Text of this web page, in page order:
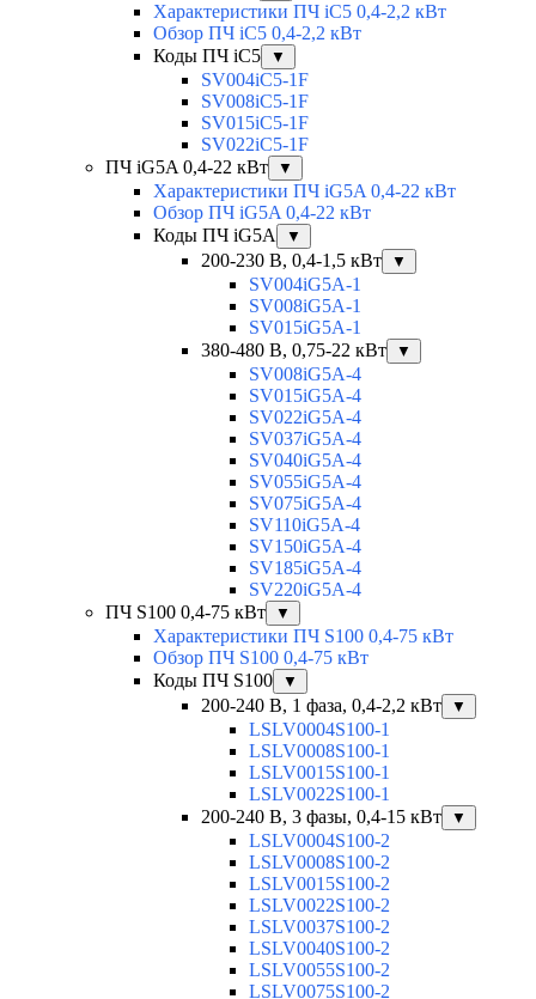
Характеристики ПЧ iC5 0,4-2,2 кВт
Обзор ПЧ iC5 0,4-2,2 кВт
Коды ПЧ iC5
▼
SV004iC5-1F
SV008iC5-1F
SV015iC5-1F
SV022iC5-1F
ПЧ iG5A 0,4-22 кВт
▼
Характеристики ПЧ iG5A 0,4-22 кВт
Обзор ПЧ iG5A 0,4-22 кВт
Коды ПЧ iG5A
▼
200-230 В, 0,4-1,5 кВт ▼
SV004iG5A-1
SV008iG5A-1
SV015iG5A-1
380-480 В, 0,75-22 кВт
▼
SV008iG5A-4
SV015iG5A-4
SV022iG5A-4
SV037iG5A-4
SV040iG5A-4
SV055iG5A-4
SV075iG5A-4
SV110iG5A-4
SV150iG5A-4
SV185iG5A-4
SV220iG5A-4
ПЧ S100 0,4-75 кВт
▼
Характеристики ПЧ S100 0,4-75 кВт
Обзор ПЧ S100 0,4-75 кВт
Коды ПЧ S100
▼
200-240 В, 1 фаза, 0,4-2,2 кВт ▼
LSLV0004S100-1
LSLV0008S100-1
LSLV0015S100-1
LSLV0022S100-1
200-240 В, 3 фазы, 0,4-15 кВт
▼
LSLV0004S100-2
LSLV0008S100-2
LSLV0015S100-2
LSLV0022S100-2
LSLV0037S100-2
LSLV0040S100-2
LSLV0055S100-2
LSLV0075S100-2